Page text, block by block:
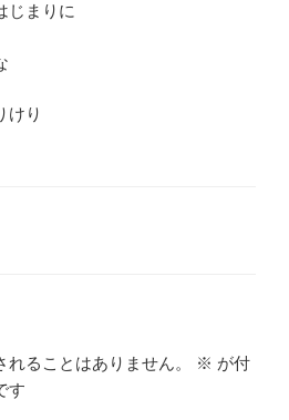
じまりに
けり
ることはありません。 ※ が付
す